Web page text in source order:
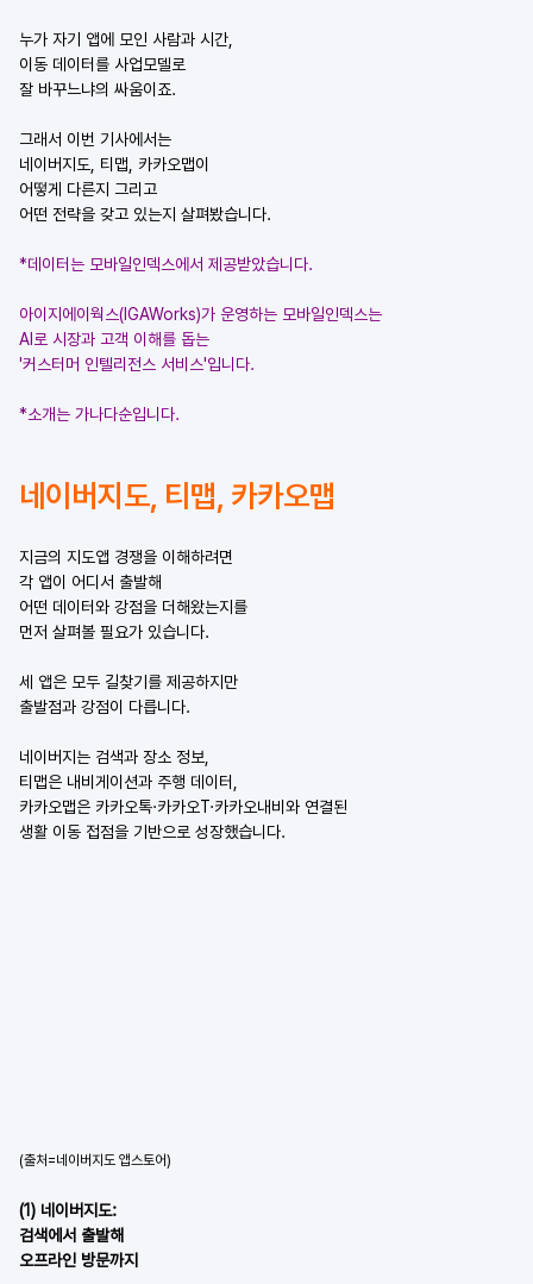
누가 자기 앱에 모인 사람과 시간,
이동 데이터를 사업모델로
잘 바꾸느냐의 싸움이죠.
그래서 이번 기사에서는
네이버지도, 티맵, 카카오맵이
어떻게 다른지 그리고
어떤 전략을 갖고 있는지 살펴봤습니다.
*데이터는 모바일인덱스에서 제공받았습니다.
아이지에이웍스(IGAWorks)가 운영하는 모바일인덱스는
AI로 시장과 고객 이해를 돕는
'커스터머 인텔리전스 서비스'입니다.
*소개는 가나다순입니다.
네이버지도, 티맵, 카카오맵
지금의 지도앱 경쟁을 이해하려면
각 앱이 어디서 출발해
어떤 데이터와 강점을 더해왔는지를
먼저 살펴볼 필요가 있습니다.
세 앱은 모두 길찾기를 제공하지만
출발점과 강점이 다릅니다.
네이버지는 검색과 장소 정보,
티맵은 내비게이션과 주행 데이터,
카카오맵은 카카오톡·카카오T·카카오내비와 연결된
생활 이동 접점을 기반으로 성장했습니다.
(출처=네이버지도 앱스토어)
(1) 네이버지도:
검색에서 출발해
오프라인 방문까지